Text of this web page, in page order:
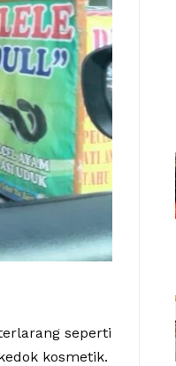
seperti
kosmetik.